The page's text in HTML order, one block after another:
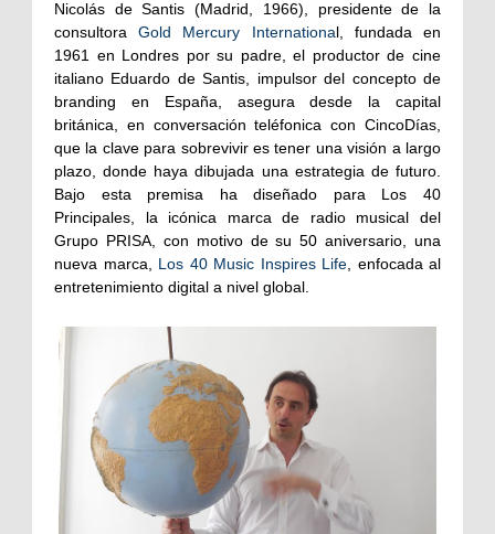
Nicolás de Santis (Madrid, 1966), presidente de la
consultoraGold Mercury International, fundada en
1961 en Londres por su padre, el productor de cine
italiano Eduardo de Santis, impulsor del concepto de
branding en España, asegura desde la capital
británica, en conversación teléfonica con CincoDías,
que la clave para sobrevivir es tener una visión a largo
plazo, donde haya dibujada una estrategia de futuro.
Bajo esta premisa ha diseñado para Los 40
Principales, la icónica marca de radio musical del
Grupo PRISA, con motivo de su 50 aniversario, una
nueva marca, Los 40 Music Inspires Life, enfocada al
entretenimiento digital a nivel global.